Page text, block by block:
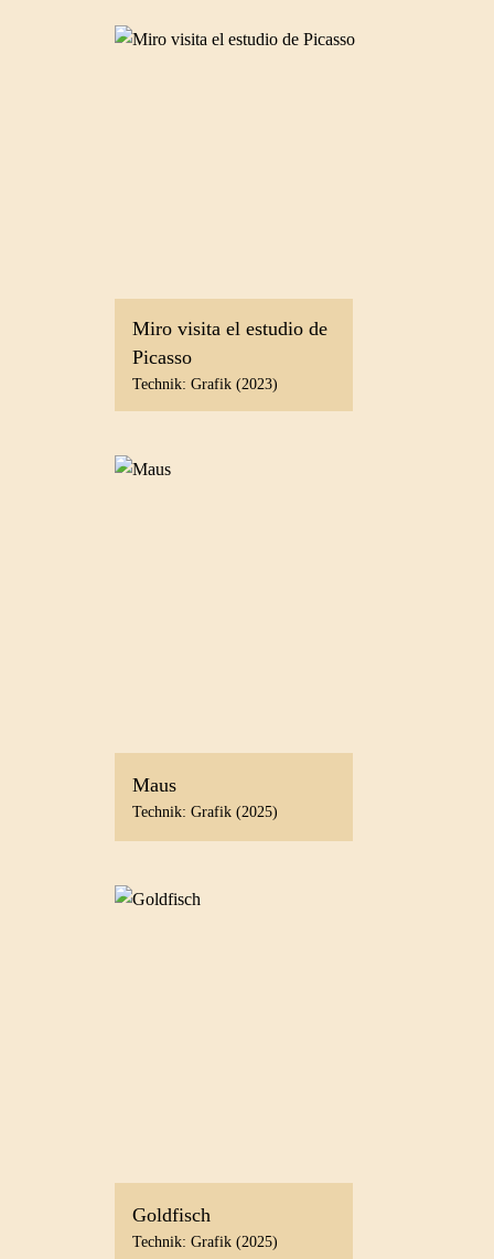
Miro visita el estudio de
Picasso
Technik: Grafik (2023)
Maus
Technik: Grafik (2025)
Goldfisch
Technik: Grafik (2025)